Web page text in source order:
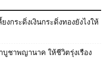
งกระดิ่งเงินกระดิ่งทองยังไงให้
ชาพญานาค ให้ชีวิตรุ่งเรือง